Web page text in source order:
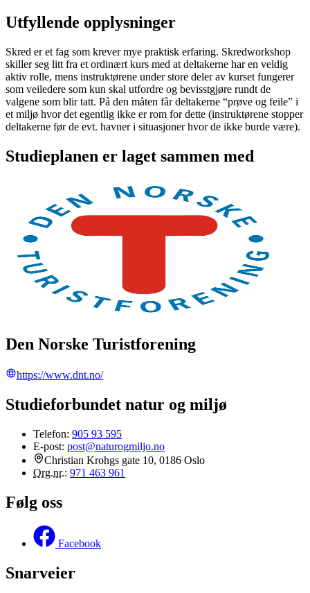
Utfyllende opplysninger
Skred er et fag som krever mye praktisk erfaring. Skredworkshop
skiller seg litt fra et ordinært kurs med at deltakerne har en veldig
aktiv rolle, mens instruktørene under store deler av kurset fungerer
som veiledere som kun skal utfordre og bevisstgjøre rundt de
valgene som blir tatt. På den måten får deltakerne “prøve og feile” i
et miljø hvor det egentlig ikke er rom for dette (instruktørene stopper
deltakerne før de evt. havner i situasjoner hvor de ikke burde være).
Studieplanen er laget sammen med
Den Norske Turistforening
https://www.dnt.no/
Studieforbundet natur og miljø
Telefon: 905 93 595
E-post: post@naturogmiljo.no
Christian Krohgs gate 10, 0186 Oslo
Org.nr.: 971 463 961
Følg oss
Facebook
Snarveier